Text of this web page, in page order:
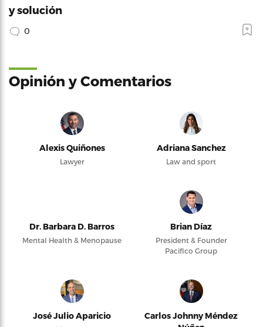
y solución
0
Opinión y Comentarios
Alexis Quiñones
Lawyer
Adriana Sanchez
Law and sport
Dr. Barbara D. Barros
Mental Health & Menopause
Brian Díaz
President & Founder
Pacifico Group
José Julio Aparicio
Carlos Johnny Méndez